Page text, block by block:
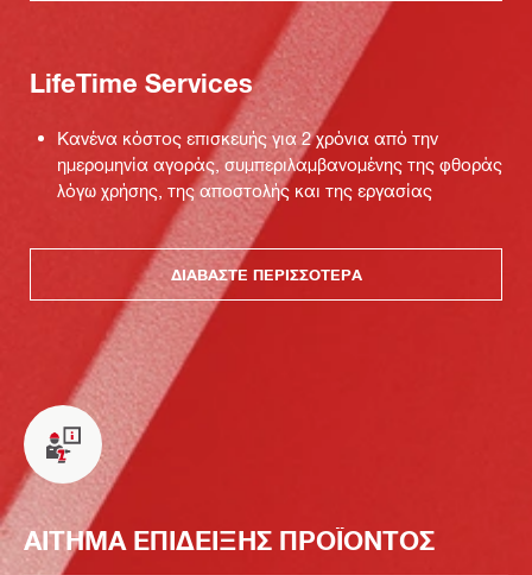
LifeTime Services
Κανένα κόστος επισκευής για 2 χρόνια από την
ημερομηνία αγοράς, συμπεριλαμβανομένης της φθοράς
λόγω χρήσης, της αποστολής και της εργασίας
ΔΙΑΒΆΣΤΕ ΠΕΡΙΣΣΌΤΕΡΑ
ΑΙΤΗΜΑ ΕΠΙΔΕΙΞΗΣ ΠΡΟΪΟΝΤΟΣ